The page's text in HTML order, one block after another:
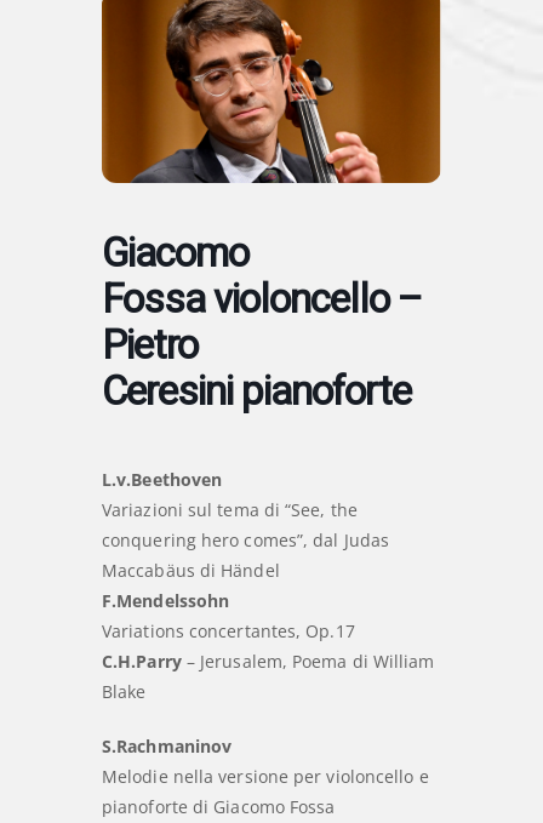
Giacomo
Fossa violoncello –
Pietro
Ceresini pianoforte
L.v.Beethoven
Variazioni sul tema di “See, the
conquering hero comes”, dal Judas
Maccabäus di Händel
F.Mendelssohn
Variations concertantes, Op.17
C.H.Parry – Jerusalem, Poema di William
Blake
S.Rachmaninov
Melodie nella versione per violoncello e
pianoforte di Giacomo Fossa